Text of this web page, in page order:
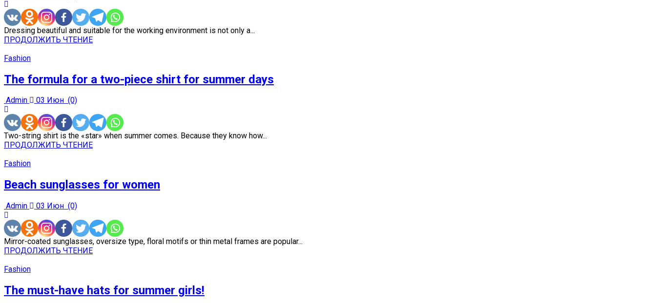
Dressing beautiful and suitable for the working environment is not only a...
ПРОДОЛЖИТЬ ЧТЕНИЕ
Fashion
The formula for a two-piece shirt for summer days
Admin 03 Июн (0)
Two-string shirt is the «star» when summer comes. Because they know how...
ПРОДОЛЖИТЬ ЧТЕНИЕ
Fashion
Beach sunglasses for women
Admin 03 Июн (0)
Mirror-coated sunglasses, oversize type, floral motifs or thin metal frames are popular...
ПРОДОЛЖИТЬ ЧТЕНИЕ
Fashion
The must-have hats for summer girls!